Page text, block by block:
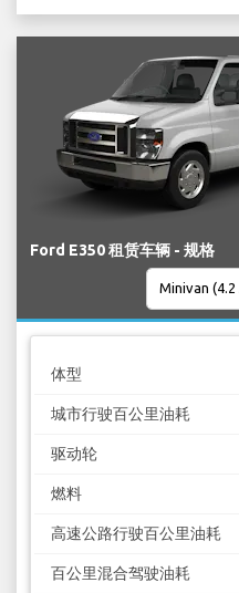
Ford E350 租赁车辆 - 规格
体型
城市行驶百公里油耗
驱动轮
燃料
高速公路行驶百公里油耗
百公里混合驾驶油耗